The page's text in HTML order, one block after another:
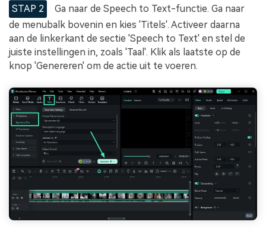
STAP 2
Ga naar de Speech to Text-functie. Ga naar
de menubalk bovenin en kies 'Titels'. Activeer daarna
aan de linkerkant de sectie 'Speech to Text' en stel de
juiste instellingen in, zoals 'Taal'. Klik als laatste op de
knop 'Genereren' om de actie uit te voeren.